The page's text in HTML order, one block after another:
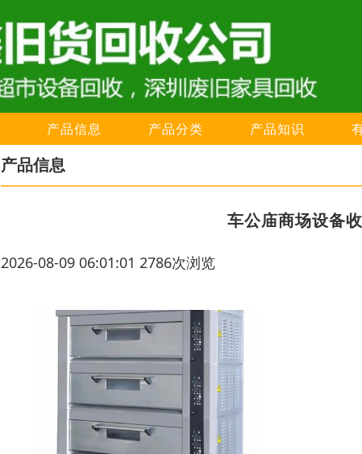
产品信息 产品分类 产品知识
产品信息
车公庙商场设备
2026-08-09 06:01:01 2786次浏览